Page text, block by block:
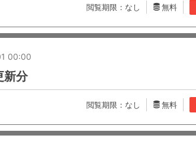
無料
閲覧期限：なし
00:00
分
無料
閲覧期限：なし